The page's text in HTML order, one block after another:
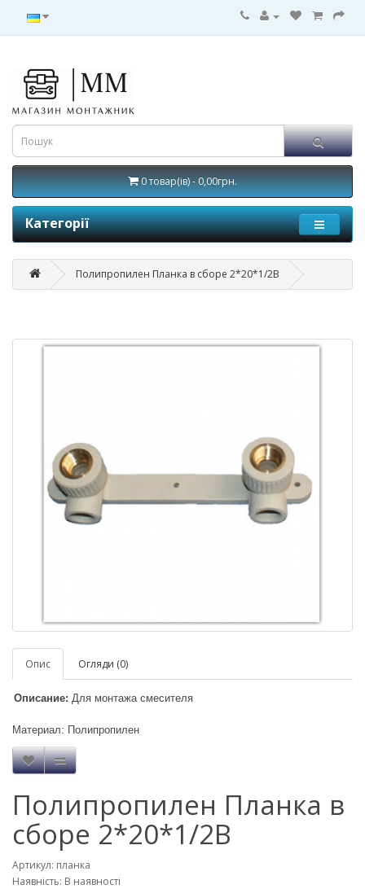
0 товар(ів) - 0,00грн.
Категорії
Полипропилен Планка в сборе 2*20*1/2В
Опис Огляди (0)
Описание: Для монтажа смесителя
Материал: Полипропилен
Полипропилен Планка в
сборе 2*20*1/2В
Артикул: планка
Наявність: В наявності